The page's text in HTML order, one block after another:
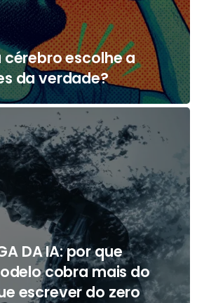
cérebro escolhe a
da verdade?
DA IA: por que
cobra mais do
escrever do zero